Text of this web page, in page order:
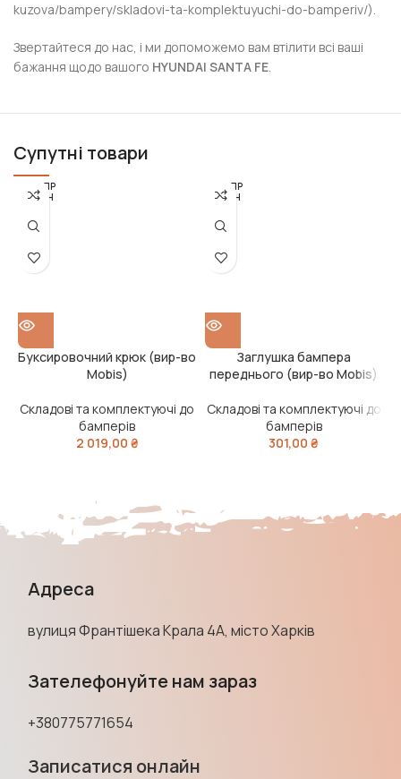
kuzova/bampery/skladovi-ta-komplektuyuchi-do-bamperiv/).
Звертайтеся до нас, і ми допоможемо вам втілити всі ваші
бажання щодо вашого HYUNDAI SANTA FE.
Супутні товари
РОЗПР
ОДАН
Буксировочний крюк (вир-во
Mobis)
Складові та комплектуючі до
бамперів
2 019,00 ₴
РОЗПР
ОДАН
Заглушка бампера
переднього (вир-во Mobis)
Складові та комплектуючі до
бамперів
301,00₴
Адреса
вулиця Франтішека Крала 4А, місто Харків
Зателефонуйте нам зараз
+380775771654
Записатися онлайн